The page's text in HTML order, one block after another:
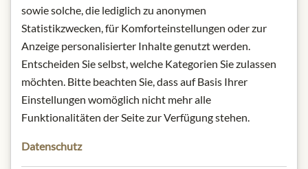
Kontakt: Bremer Feinkost GmbH &
Co. KG, Schlachte 38, 28195 Bremen,
Deutschland
* Wir bitten um Verständnis, dass das
Produktdesign von der Abbildung
abweichen kann.
sowie solche, die lediglich zu anonymen
Statistikzwecken, für Komforteinstellungen oder zur
Anzeige personalisierter Inhalte genutzt werden.
Entscheiden Sie selbst, welche Kategorien Sie zulassen
möchten. Bitte beachten Sie, dass auf Basis Ihrer
Einstellungen womöglich nicht mehr alle
Funktionalitäten der Seite zur Verfügung stehen.
Datenschutz